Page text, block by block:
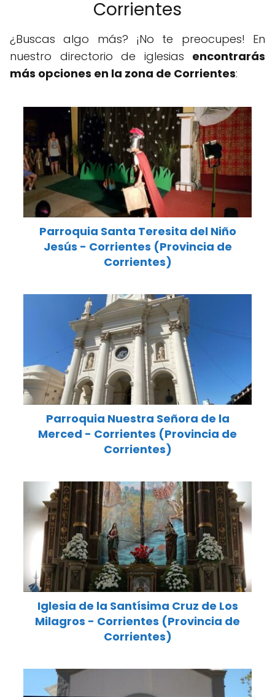
Corrientes
¿Buscas algo más? ¡No te preocupes! En
nuestro directorio de iglesias encontrarás
más opciones en la zona de Corrientes:
Parroquia Santa Teresita del Niño
Jesús - Corrientes (Provincia de
Corrientes)
Parroquia Nuestra Señora de la
Merced - Corrientes (Provincia de
Corrientes)
Iglesia de la Santísima Cruz de Los
Milagros - Corrientes (Provincia de
Corrientes)